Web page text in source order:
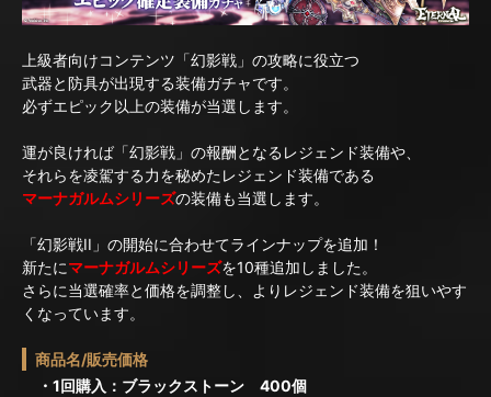
上級者向けコンテンツ「幻影戦」の攻略に役立つ
武器と防具が出現する装備ガチャです。
必ずエピック以上の装備が当選します。
運が良ければ「幻影戦」の報酬となるレジェンド装備や、
それらを凌駕する力を秘めたレジェンド装備である
マーナガルムシリーズの装備も当選します。
「幻影戦II」の開始に合わせてラインナップを追加！
新たにマーナガルムシリーズを10種追加しました。
さらに当選確率と価格を調整し、よりレジェンド装備を狙いやす
くなっています。
商品名/販売価格
・1回購入：ブラックストーン 400個